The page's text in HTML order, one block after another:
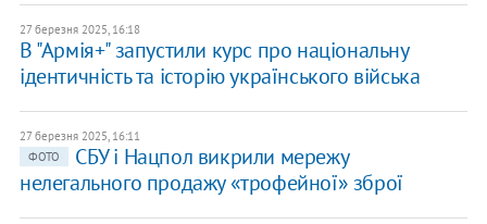
27 березня 2025, 16:18
​В "Армія+" запустили курс про національну
ідентичність та історію українського війська
27 березня 2025, 16:11
ФОТО
​СБУ і Нацпол викрили мережу
нелегального продажу «трофейної» зброї